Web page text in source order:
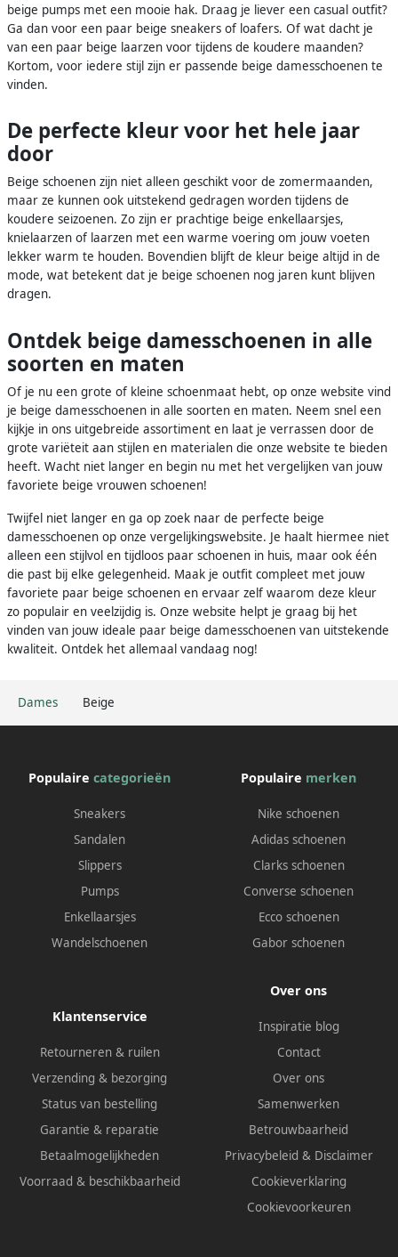
Dames Beige
beige pumps met een mooie hak. Draag je liever een casual outfit?
Ga dan voor een paar beige sneakers of loafers. Of wat dacht je
van een paar beige laarzen voor tijdens de koudere maanden?
Kortom, voor iedere stijl zijn er passende beige damesschoenen te
vinden.
De perfecte kleur voor het hele jaar
door
Beige schoenen zijn niet alleen geschikt voor de zomermaanden,
maar ze kunnen ook uitstekend gedragen worden tijdens de
koudere seizoenen. Zo zijn er prachtige beige enkellaarsjes,
knielaarzen of laarzen met een warme voering om jouw voeten
lekker warm te houden. Bovendien blijft de kleur beige altijd in de
mode, wat betekent dat je beige schoenen nog jaren kunt blijven
dragen.
Ontdek beige damesschoenen in alle
soorten en maten
Of je nu een grote of kleine schoenmaat hebt, op onze website vind
je beige damesschoenen in alle soorten en maten. Neem snel een
kijkje in ons uitgebreide assortiment en laat je verrassen door de
grote variëteit aan stijlen en materialen die onze website te bieden
heeft. Wacht niet langer en begin nu met het vergelijken van jouw
favoriete beige vrouwen schoenen!
Twijfel niet langer en ga op zoek naar de perfecte beige
damesschoenen op onze vergelijkingswebsite. Je haalt hiermee niet
alleen een stijlvol en tijdloos paar schoenen in huis, maar ook één
die past bij elke gelegenheid. Maak je outfit compleet met jouw
favoriete paar beige schoenen en ervaar zelf waarom deze kleur
zo populair en veelzijdig is. Onze website helpt je graag bij het
vinden van jouw ideale paar beige damesschoenen van uitstekende
kwaliteit. Ontdek het allemaal vandaag nog!
Populaire categorieën
Sneakers
Sandalen
Slippers
Pumps
Enkellaarsjes
Wandelschoenen
Populaire merken
Nike schoenen
Adidas schoenen
Clarks schoenen
Converse schoenen
Ecco schoenen
Gabor schoenen
Klantenservice
Retourneren & ruilen
Verzending & bezorging
Status van bestelling
Garantie & reparatie
Betaalmogelijkheden
Voorraad & beschikbaarheid
Over ons
Inspiratie blog
Contact
Over ons
Samenwerken
Betrouwbaarheid
Privacybeleid & Disclaimer
Cookieverklaring
Cookievoorkeuren